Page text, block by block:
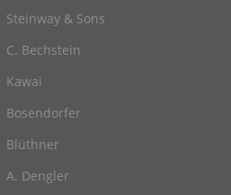
Steinway & Sons
C. Bechstein
Kawai
Bosendorfer
Blüthner
A. Dengler